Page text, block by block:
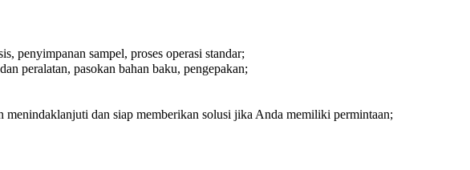
penyimpanan sampel, proses operasi standar;
peralatan, pasokan bahan baku, pengepakan;
dan siap memberikan solusi jika Anda memiliki permintaan;